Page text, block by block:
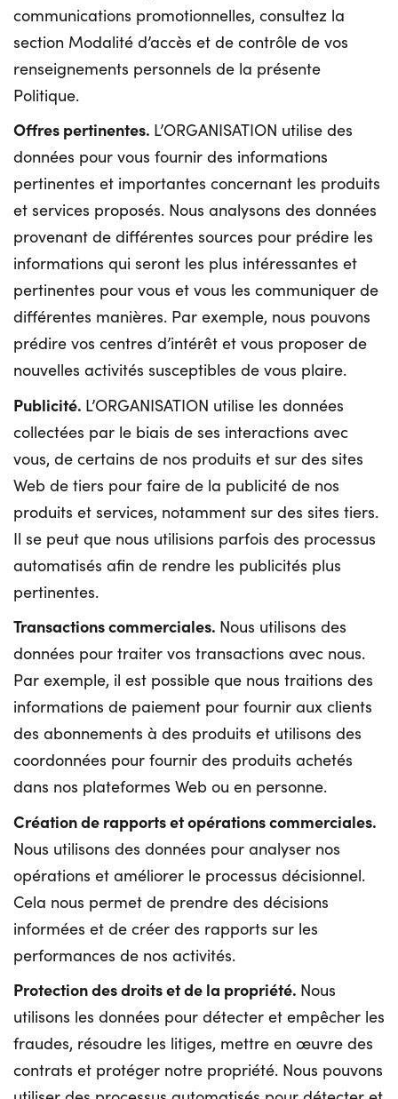
communications promotionnelles, consultez la
section Modalité d’accès et de contrôle de vos
renseignements personnels de la présente
Politique.
Offres pertinentes. L’ORGANISATION utilise des
données pour vous fournir des informations
pertinentes et importantes concernant les produits
et services proposés. Nous analysons des données
provenant de différentes sources pour prédire les
informations qui seront les plus intéressantes et
pertinentes pour vous et vous les communiquer de
différentes manières. Par exemple, nous pouvons
prédire vos centres d’intérêt et vous proposer de
nouvelles activités susceptibles de vous plaire.
Publicité. L’ORGANISATION utilise les données
collectées par le biais de ses interactions avec
vous, de certains de nos produits et sur des sites
Web de tiers pour faire de la publicité de nos
produits et services, notamment sur des sites tiers.
Il se peut que nous utilisions parfois des processus
automatisés afin de rendre les publicités plus
pertinentes.
Transactions commerciales. Nous utilisons des
données pour traiter vos transactions avec nous.
Par exemple, il est possible que nous traitions des
informations de paiement pour fournir aux clients
des abonnements à des produits et utilisons des
coordonnées pour fournir des produits achetés
dans nos plateformes Web ou en personne.
Création de rapports et opérations commerciales.
Nous utilisons des données pour analyser nos
opérations et améliorer le processus décisionnel.
Cela nous permet de prendre des décisions
informées et de créer des rapports sur les
performances de nos activités.
Protection des droits et de la propriété. Nous
utilisons les données pour détecter et empêcher les
fraudes, résoudre les litiges, mettre en œuvre des
contrats et protéger notre propriété. Nous pouvons